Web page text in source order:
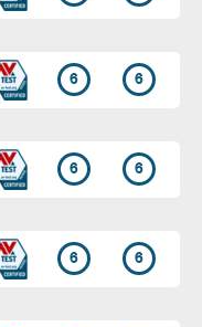
6 6
6 6
6 6